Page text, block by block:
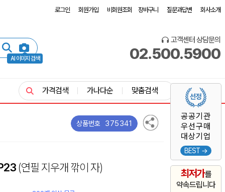
로그인 회원가입 비회원조회 장바구니 질문과답변 회사소개
AI 이미지 검색
고객센터 상담문의
02.500.5900
공공기관
우선구매
대상기업
BEST →
최저가를
약속드립니다
가격검색 가나다순 맞춤검색
상품번호 375341
(연필 지우개 깎이 자)